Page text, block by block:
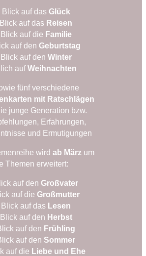
Blick auf das Glück
Blick auf das Reisen
Blick auf die Familie
auf den Geburtstag
Blick auf den Winter
aufWeihnachten
fünf verschiedene
mit Ratschlägen
junge Generation bzw.
Erfahrungen,
und Ermutigungen
wirdab März um
Themen erweitert:
auf den Großvater
auf die Großmutter
Blick auf das Lesen
Blick auf den Herbst
auf den Frühling
auf den Sommer
auf die Liebe und Ehe